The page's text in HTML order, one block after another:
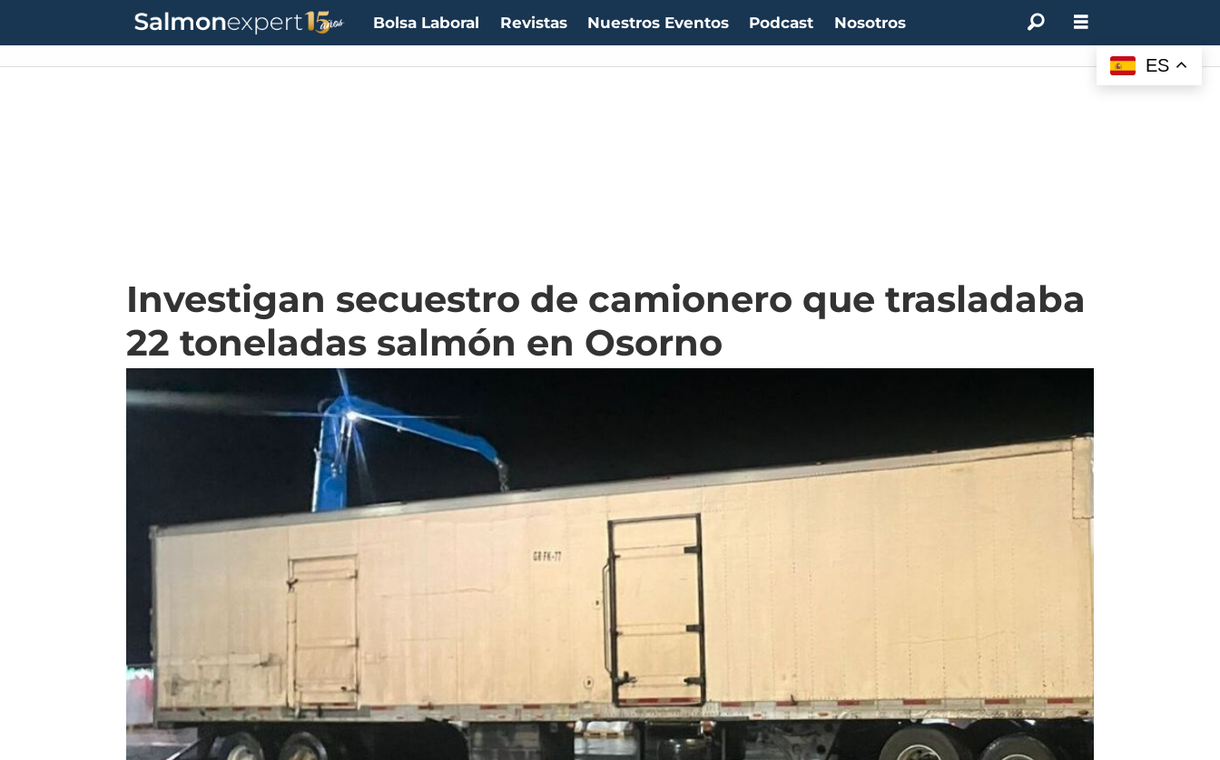
Bolsa Laboral Revistas Nuestros Eventos Podcast Nosotros
Investigan secuestro de camionero que trasladaba
22 toneladas salmón en Osorno
ES